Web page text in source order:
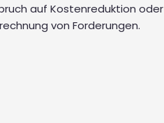
auf Kostenreduktion oder
von Forderungen.